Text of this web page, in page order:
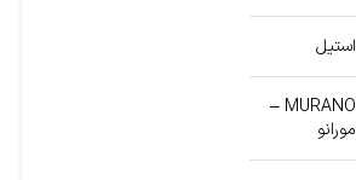
استیل
MURANO –
مورانو